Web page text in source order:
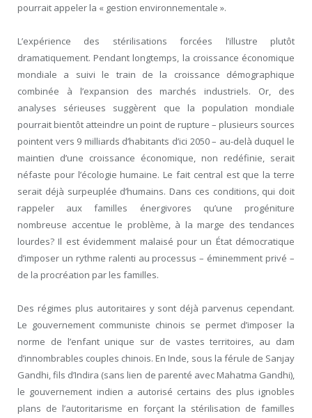
pourrait appeler la « gestion environnementale ».
L’expérience des stérilisations forcées l’illustre plutôt
dramatiquement. Pendant longtemps, la croissance économique
mondiale a suivi le train de la croissance démographique
combinée à l’expansion des marchés industriels. Or, des
analyses sérieuses suggèrent que la population mondiale
pourrait bientôt atteindre un point de rupture – plusieurs sources
pointent vers 9 milliards d’habitants d’ici 2050 – au-delà duquel le
maintien d’une croissance économique, non redéfinie, serait
néfaste pour l’écologie humaine. Le fait central est que la terre
serait déjà surpeuplée d’humains. Dans ces conditions, qui doit
rappeler aux familles énergivores qu’une progéniture
nombreuse accentue le problème, à la marge des tendances
lourdes? Il est évidemment malaisé pour un État démocratique
d’imposer un rythme ralenti au processus – éminemment privé –
de la procréation par les familles.
Des régimes plus autoritaires y sont déjà parvenus cependant.
Le gouvernement communiste chinois se permet d’imposer la
norme de l’enfant unique sur de vastes territoires, au dam
d’innombrables couples chinois. En Inde, sous la férule de Sanjay
Gandhi, fils d’Indira (sans lien de parenté avec Mahatma Gandhi),
le gouvernement indien a autorisé certains des plus ignobles
plans de l’autoritarisme en forçant la stérilisation de familles